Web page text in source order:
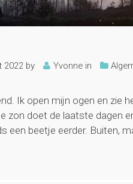
2022 by Yvonne in
Ik open mijn ogen en zie
zon doet de laatste dagen
een beetje eerder. Buiten,